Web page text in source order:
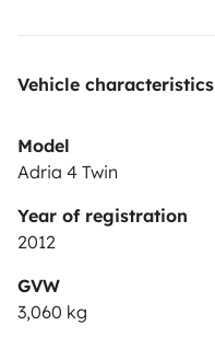
Vehicle characteristics
Model
Adria 4 Twin
Year of registration
2012
GVW
3,060 kg